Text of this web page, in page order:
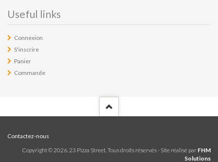
Useful links
Connexion
S'inscrire
Panier
Commande
Contactez-nous
Copyright ©2026. 23 Pizza Street. Tous droits réservés - Site réalisé par FHM
Solutions